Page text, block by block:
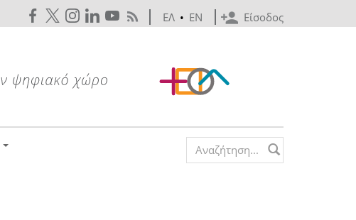
Είσοδος
ΕΛ • EN
Search form